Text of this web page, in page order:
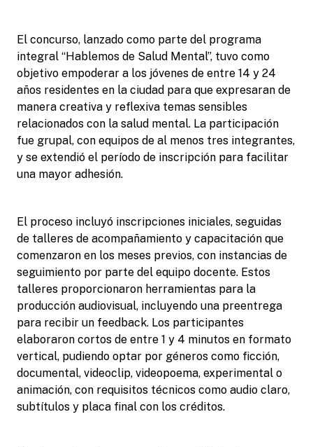
El concurso, lanzado como parte del programa
integral “Hablemos de Salud Mental”, tuvo como
objetivo empoderar a los jóvenes de entre 14 y 24
años residentes en la ciudad para que expresaran de
manera creativa y reflexiva temas sensibles
relacionados con la salud mental. La participación
fue grupal, con equipos de al menos tres integrantes,
y se extendió el período de inscripción para facilitar
una mayor adhesión.
El proceso incluyó inscripciones iniciales, seguidas
de talleres de acompañamiento y capacitación que
comenzaron en los meses previos, con instancias de
seguimiento por parte del equipo docente. Estos
talleres proporcionaron herramientas para la
producción audiovisual, incluyendo una preentrega
para recibir un feedback. Los participantes
elaboraron cortos de entre 1 y 4 minutos en formato
vertical, pudiendo optar por géneros como ficción,
documental, videoclip, videopoema, experimental o
animación, con requisitos técnicos como audio claro,
subtítulos y placa final con los créditos.